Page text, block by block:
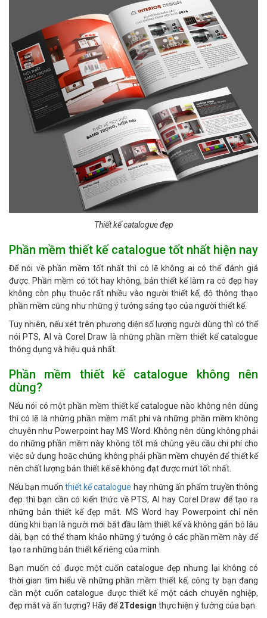
Thiết kế catalogue đẹp
Phần mềm thiết kế catalogue tốt nhất hiện nay
Để nói về phần mềm tốt nhất thì có lẽ không ai có thể đánh giá
được. Phần mềm có tốt hay không, bản thiết kế làm ra có đẹp hay
không còn phụ thuộc rất nhiều vào người thiết kế, độ thông thạo
phần mềm cũng như những ý tưởng sáng tạo của người thiết kế.
Tuy nhiên, nếu xét trên phương diện số lượng người dùng thì có thể
nói PTS, AI và Corel Draw là những phần mềm thiết kế catalogue
thông dụng và hiệu quả nhất.
Phần mềm thiết kế catalogue không nên
dùng?
Nếu nói có một phần mềm thiết kế catalogue nào không nên dùng
thì có lẽ là những phần mềm mất phí và những phần mềm không
chuyên như Powerpoint hay MS Word. Không nên dùng không phải
do những phần mềm này không tốt mà chúng yêu cầu chi phí cho
việc sử dụng hoặc chúng không phải phần mềm chuyên để thiết kế
nên chất lượng bản thiết kế sẽ không đạt được mứt tốt nhất.
Nếu bạn muốnthiết kế catalogue hay những ấn phẩm truyền thông
đẹp thì bạn cần có kiến thức về PTS, AI hay Corel Draw để tạo ra
những bản thiết kế đẹp mắt. MS Word hay Powerpoint chỉ nên
dùng khi bạn là người mới bắt đầu làm thiết kế và không gắn bó lâu
dài, bạn có thể tham khảo những ý tưởng ở các phần mềm này để
tạo ra những bản thiết kế riêng của mình.
Bạn muốn có được một cuốn catalogue đẹp nhưng lại không có
thời gian tìm hiểu về những phần mềm thiết kế, công ty bạn đang
cần một cuốn catalogue được thiết kế một cách chuyên nghiệp,
đẹp mắt và ấn tượng? Hãy để2Tdesign thực hiện ý tưởng của bạn.